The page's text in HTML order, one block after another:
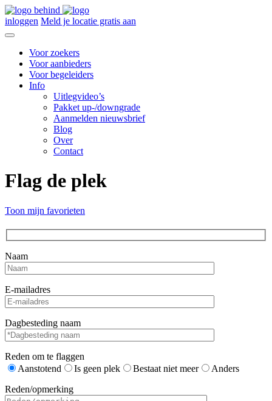
inloggen Meld je locatie gratis aan
Voor zoekers
Voor aanbieders
Voor begeleiders
Info
Uitlegvideo’s
Pakket up-/downgrade
Aanmelden nieuwsbrief
Blog
Over
Contact
Flag de plek
Toon mijn favorieten
Naam
E-mailadres
Dagbesteding naam
Reden om te flaggen
Aanstotend
Is geen plek Bestaat niet meer
Anders
Reden/opmerking